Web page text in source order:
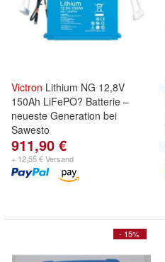
Victron Lithium NG 12,8V
150Ah LiFePO? Batterie –
neueste Generation bei
Sawesto
911,90 €
+ 12,55 € Versand
- 15%